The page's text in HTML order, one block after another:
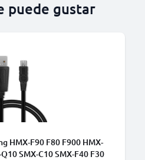
puede gustar
HMX-F90 F80 F900 HMX-
SMX-C10 SMX-F40 F30